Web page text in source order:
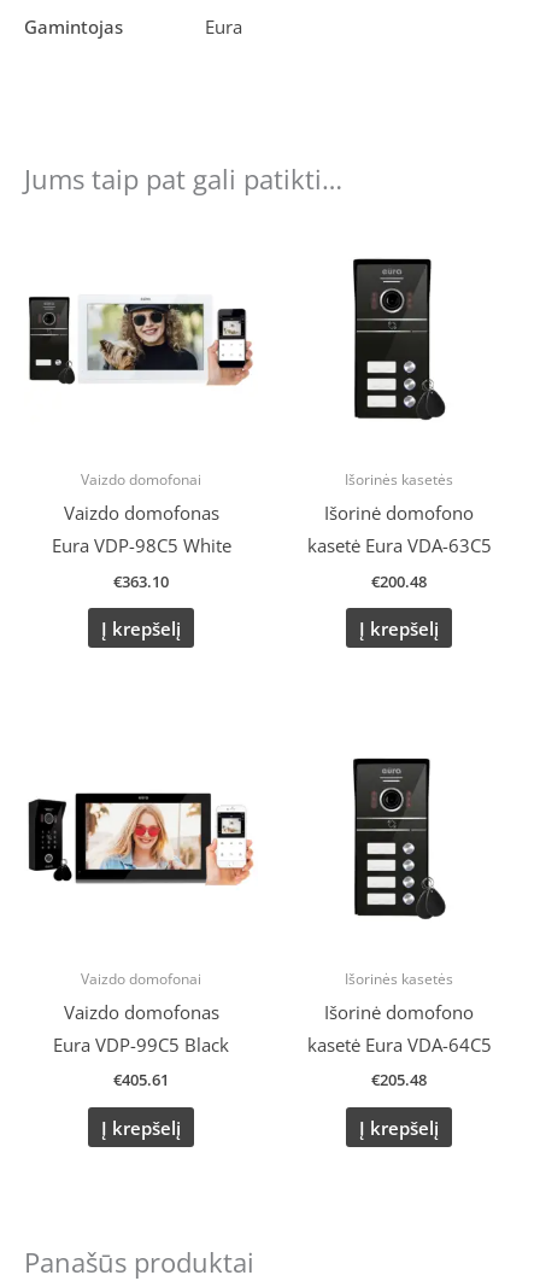
Gamintojas Eura
Jums taip pat gali patikti…
Vaizdo domofonai
Vaizdo domofonas
Eura VDP-98C5 White
€363.10
Į krepšelį
Išorinės kasetės
Išorinė domofono
kasetė Eura VDA-63C5
€200.48
Į krepšelį
Vaizdo domofonai
Vaizdo domofonas
Eura VDP-99C5 Black
€405.61
Į krepšelį
Išorinės kasetės
Išorinė domofono
kasetė Eura VDA-64C5
€205.48
Į krepšelį
Panašūs produktai